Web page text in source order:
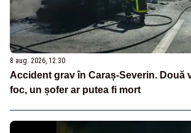
8 aug. 2026, 12:30
Accident grav în Caraș-Severin. Două
foc, un șofer ar putea fi mort